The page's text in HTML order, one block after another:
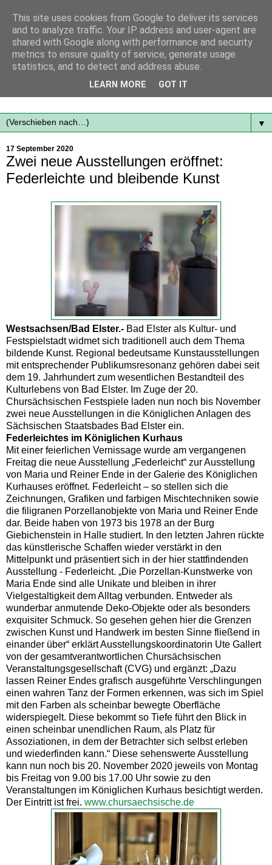
Mit frischen Themen aus der Region immer auf dem
▼
17 September 2020
Zwei neue Ausstellungen eröffnet:
Federleichte und bleibende Kunst
Westsachsen/Bad Elster.- Bad Elster als Kultur- und
Festspielstadt widmet sich traditionell auch dem Thema
bildende Kunst. Regional bedeutsame Kunstausstellungen
mit entsprechender Publikumsresonanz gehören dabei seit
dem 19. Jahrhundert zum wesentlichen Bestandteil des
Kulturlebens von Bad Elster. Im Zuge der 20.
Chursächsischen Festspiele laden nun noch bis November
zwei neue Ausstellungen in die Königlichen Anlagen des
Sächsischen Staatsbades Bad Elster ein.
Federleichtes im Königlichen Kurhaus
Mit einer feierlichen Vernissage wurde am vergangenen
Freitag die neue Ausstellung „Federleicht“ zur Ausstellung
von Maria und Reiner Ende in der Galerie des Königlichen
Kurhauses eröffnet. Federleicht – so stellen sich die
Zeichnungen, Grafiken und farbigen Mischtechniken sowie
die filigranen Porzellanobjekte von Maria und Reiner Ende
dar. Beide haben von 1973 bis 1978 an der Burg
Giebichenstein in Halle studiert. In den letzten Jahren rückte
das künstlerische Schaffen wieder verstärkt in den
Mittelpunkt und präsentiert sich in der hier stattfindenden
Ausstellung - Federleicht. „Die Porzellan-Kunstwerke von
Maria Ende sind alle Unikate und bleiben in ihrer
Vielgestaltigkeit dem Alltag verbunden. Entweder als
wunderbar anmutende Deko-Objekte oder als besonders
exquisiter Schmuck. So gesehen gehen hier die Grenzen
zwischen Kunst und Handwerk im besten Sinne fließend in
einander über“ erklärt Ausstellungskoordinatorin Ute Gallert
von der gesamtverantwortlichen Chursächsischen
Veranstaltungsgesellschaft (CVG) und ergänzt: „Dazu
lassen Reiner Endes grafisch ausgeführte Verschlingungen
einen wahren Tanz der Formen erkennen, was sich im Spiel
mit den Farben als scheinbar bewegte Oberfläche
widerspiegelt. Diese bekommt so Tiefe führt den Blick in
einen scheinbar unendlichen Raum, als Platz für
Assoziationen, in dem der Betrachter sich selbst erleben
und wiederfinden kann.“ Diese sehenswerte Ausstellung
kann nun noch bis 20. November 2020 jeweils von Montag
bis Freitag von 9.00 bis 17.00 Uhr sowie zu den
Veranstaltungen im Königlichen Kurhaus besichtigt werden.
Der Eintritt ist frei. www.chursaechsische.de
This site uses cookies from Google to deliver its services
and to analyze traffic. Your IP address and user-agent are
shared with Google along with performance and security
metrics to ensure quality of service, generate usage
statistics, and to detect and address abuse.
LEARN MORE GOT IT